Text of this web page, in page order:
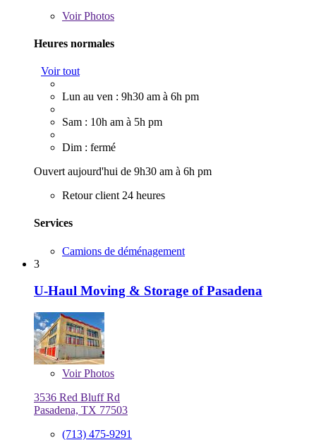
VoirPhotos
Heures normales
Voir tout
Lun au ven : 9h30 am à 6h pm
Sam : 10h am à 5h pm
Dim : fermé
Ouvert aujourd'hui de 9h30 am à 6h pm
Retour client 24 heures
Services
Camions de déménagement
3
U-Haul Moving & Storage of Pasadena
VoirPhotos
3536 Red Bluff Rd
Pasadena, TX 77503
(713) 475-9291